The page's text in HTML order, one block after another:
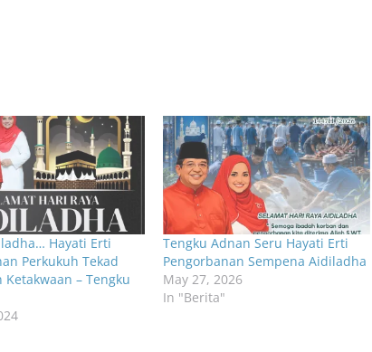
Hayati Erti
Perkukuh Tekad
Ketakwaan – Tengku
Tengku Adnan Seru Hayati Erti
Pengorbanan Sempena Aidiladha
May 27, 2026
In "Berita"